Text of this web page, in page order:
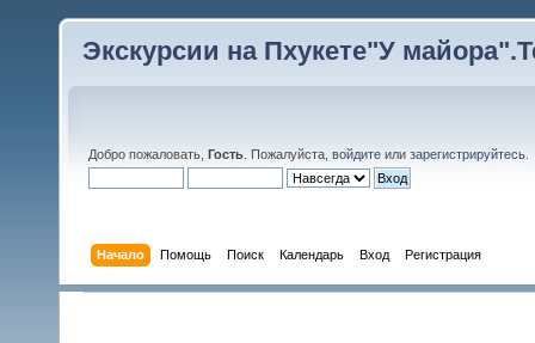
Экскурсии на Пхукете"У
Добро пожаловать, Гость . Пожалуйста, войдите или зарегистрируйтесь
Начало Помощь Поиск Календарь Вход Регистрация